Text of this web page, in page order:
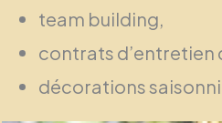
team building,
contrats d’entretien
décorations